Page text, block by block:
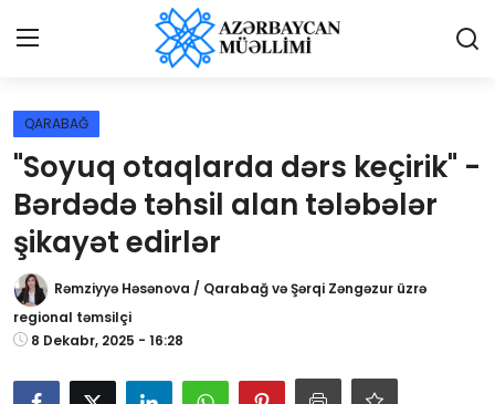
Giriş
Qəzetə elan ver
Əlaqə
Haqqımızda
Reklam və elan
Biz kimik?
QARABAĞ
"Soyuq otaqlarda dərs keçirik" -
Bərdədə təhsil alan tələbələr
şikayət edirlər
Rəmziyyə Həsənova / Qarabağ və Şərqi Zəngəzur üzrə
regional təmsilçi
8 Dekabr, 2025 - 16:28